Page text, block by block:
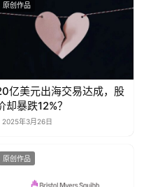
原创作品
亿美元出海交易达成，股
却暴跌12%？
2025年3月26日
原创作品